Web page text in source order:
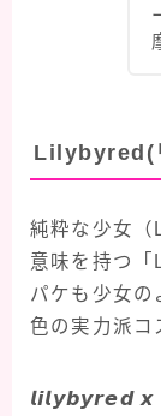
Lilybyred(
純粋な少女（
意味を持つ「
パケも少女の
色の実力派
𝙡𝙞𝙡𝙮𝙗𝙮𝙧𝙚𝙙